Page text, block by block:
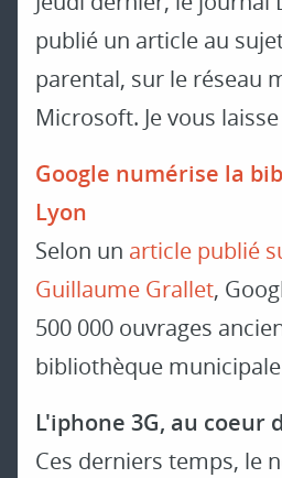
publié un article au
parental, sur le réseau
Microsoft. Je vous
Google numérise la
Lyon
Selon un article publié
Guillaume Grallet,
500 000 ouvrages
bibliothèque
L'iphone 3G, au coeur
Ces derniers temps, le